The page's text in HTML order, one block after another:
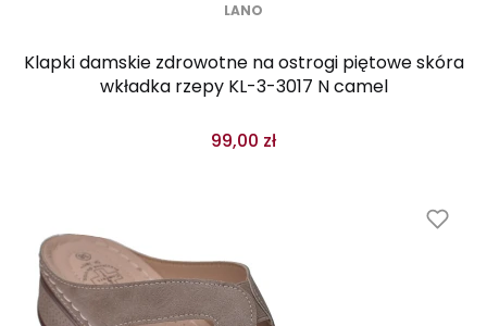
LANO
Klapki damskie zdrowotne na ostrogi piętowe skóra
wkładka rzepy KL-3-3017 N camel
99,00 zł